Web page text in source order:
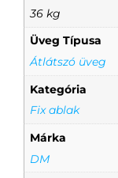
36 kg
Üveg Típusa
Átlátszó üveg
Kategória
Fix ablak
Márka
DM